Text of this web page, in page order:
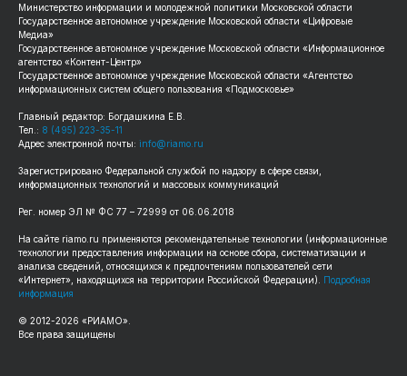
Министерство информации и молодежной политики Московской области
Государственное автономное учреждение Московской области «Цифровые
Медиа»
Государственное автономное учреждение Московской области «Информационное
агентство «Контент-Центр»
Государственное автономное учреждение Московской области «Агентство
информационных систем общего пользования «Подмосковье»
Главный редактор: Богдашкина Е.В.
Тел.: 8 (495) 223-35-11
Адрес электронной почты: info@riamo.ru
Зарегистрировано Федеральной службой по надзору в сфере связи,
информационных технологий и массовых коммуникаций
Рег. номер ЭЛ № ФС 77 – 72999 от 06.06.2018
На сайте riamo.ru применяются рекомендательные технологии (информационные
технологии предоставления информации на основе сбора, систематизации и
анализа сведений, относящихся к предпочтениям пользователей сети
«Интернет», находящихся на территории Российской Федерации). Подробная
информация
© 2012-2026 «РИАМО».
Все права защищены